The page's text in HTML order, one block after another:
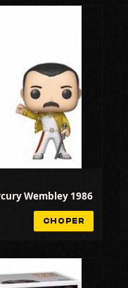
Wembley 1986
CHOPER